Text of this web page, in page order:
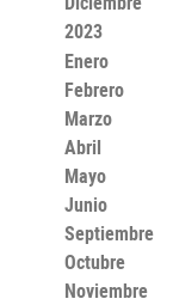
2023
Enero
Febrero
Marzo
Abril
Mayo
Junio
Septiembre
Octubre
Noviembre